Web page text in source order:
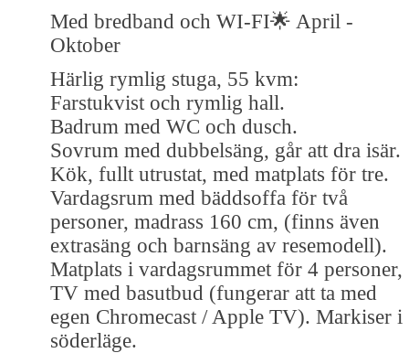
Med bredband och WI-FI🌟 April -
Oktober
Härlig rymlig stuga, 55 kvm:
Farstukvist och rymlig hall.
Badrum med WC och dusch.
Sovrum med dubbelsäng, går att dra isär.
Kök, fullt utrustat, med matplats för tre.
Vardagsrum med bäddsoffa för två
personer, madrass 160 cm, (finns även
extrasäng och barnsäng av resemodell).
Matplats i vardagsrummet för 4 personer,
TV med basutbud (fungerar att ta med
egen Chromecast / Apple TV). Markiser i
söderläge.